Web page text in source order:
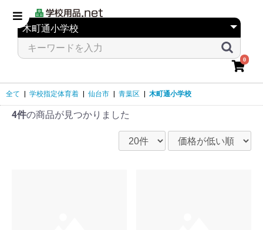
0
全て 学校指定体育着 仙台市 青葉区 木町通小学校
4件の商品が見つかりました